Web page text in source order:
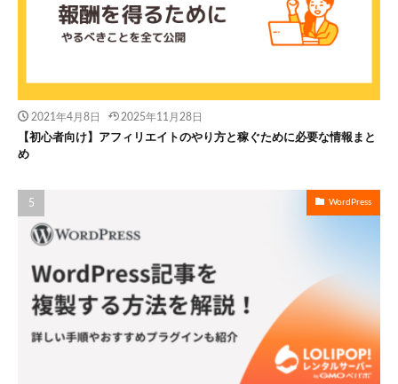
2021年4月8日 2025年11月28日
【初心者向け】アフィリエイトのやり方と稼ぐために必要な情報まと
め
WordPress